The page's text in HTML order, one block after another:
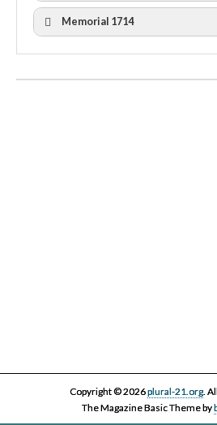
censura
I Cicle Història i Censura
II Cicle Història i Censura
Memorial 1714
Copyright © 2026plural-21.org.
The Magazine Basic Theme by